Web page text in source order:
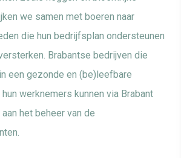
we samen met boeren naar
die hun bedrijfsplan ondersteunen
Brabantse bedrijven die
een gezonde en (be)leefbare
werknemers kunnen via Brabant
het beheer van de